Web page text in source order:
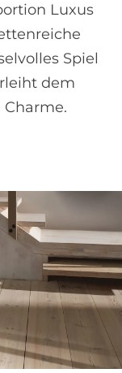
Luxus
Spiel
dem